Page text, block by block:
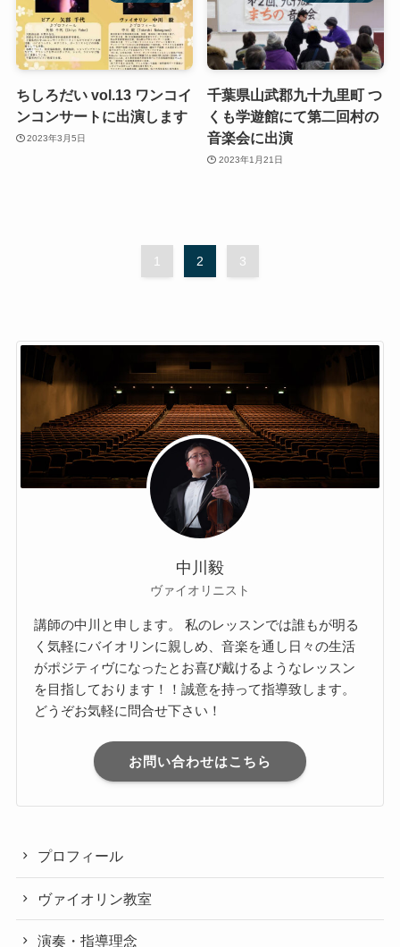
ちしろだい vol.13 ワンコイ
ンコンサートに出演します
2023年3月5日
千葉県山武郡九十九里町 つ
くも学遊館にて第二回村の
音楽会に出演
2023年1月21日
1 2 3
中川毅
ヴァイオリニスト
講師の中川と申します。 私のレッスンでは誰もが明る
く気軽にバイオリンに親しめ、音楽を通し日々の生活
がポジティヴになったとお喜び戴けるようなレッスン
を目指しております！！誠意を持って指導致します。
どうぞお気軽に問合せ下さい！
お問い合わせはこちら
プロフィール
ヴァイオリン教室
演奏・指導理念